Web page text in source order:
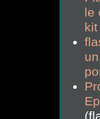
le
kit